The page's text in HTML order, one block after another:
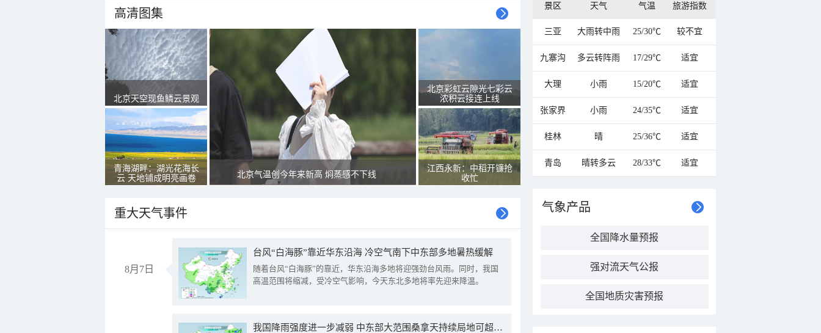
高清图集
北京天空现鱼鳞云景观
青海湖畔：湖光花海长
云 天地铺成明亮画卷
北京气温创今年来新高 焖蒸感不下线
北京彩虹云隙光七彩云
浓积云接连上线
江西永新：中稻开镰抢
收忙
重大天气事件
8月7日
台风“白海豚”靠近华东沿海 冷空气南下中东部多地暑热缓解
随着台风“白海豚”的靠近，华东沿海多地将迎强劲台风雨。同时，我国
高温范围将缩减，受冷空气影响，今天东北多地将率先迎来降温。
我国降雨强度进一步减弱 中东部大范围桑拿天持续局地可超38℃
景区 天气 气温 旅游指数
三亚 大雨转中雨 25/30℃ 较不宜
九寨沟 多云转阵雨 17/29℃ 适宜
大理 小雨 15/20℃ 适宜
张家界 小雨 24/35℃ 适宜
桂林 晴 25/36℃ 适宜
青岛 晴转多云 28/33℃ 适宜
气象产品
全国降水量预报
强对流天气公报
全国地质灾害预报